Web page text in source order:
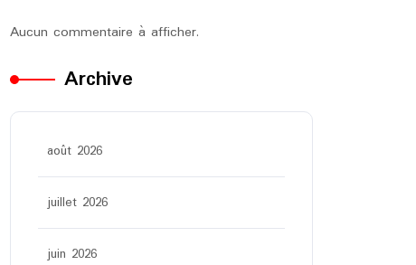
Aucun commentaire à afficher.
Archive
août 2026
juillet 2026
juin 2026